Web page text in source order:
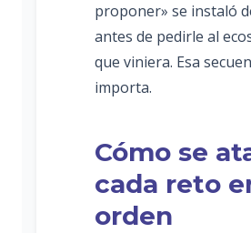
proponer» se instaló
antes de pedirle al
que viniera. Esa
importa.
Cómo se
cada reto
orden